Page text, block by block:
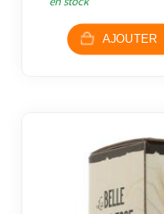
AJOUTER